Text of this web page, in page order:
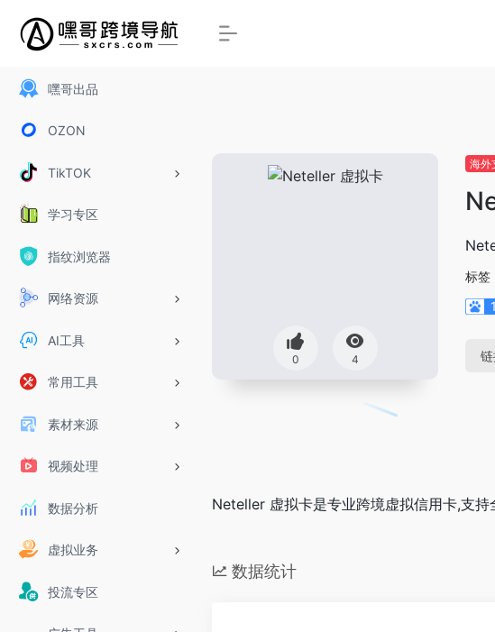
嘿哥出品
OZON
TikTOK
学习专区
指纹浏览器
网络资源
AI工具
常用工具
素材来源
视频处理
数据分析
虚拟业务
投流专区
0 4
海外
标签
Neteller 虚拟卡是专业跨境虚拟信用卡,支持
数据统计